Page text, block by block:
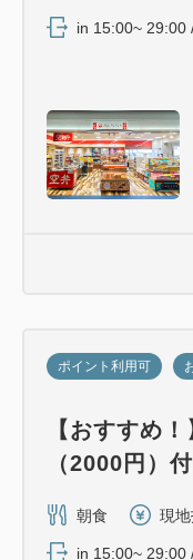
in 15:00~ 29:00
ポイント利用可
【おすすめ
（2000円）
朝食 現
in 15:00~ 29:00